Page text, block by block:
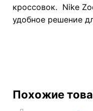
кроссовок. Nike
удобное решение
Похожие